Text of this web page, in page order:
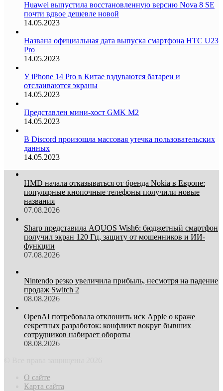
Huawei выпустила восстановленную версию Nova 8 SE
почти вдвое дешевле новой
14.05.2023
Названа официальная дата выпуска смартфона HTC U23
Pro
14.05.2023
У iPhone 14 Pro в Китае вздуваются батареи и
отслаиваются экраны
14.05.2023
Представлен мини-хост GMK M2
14.05.2023
В Discord произошла массовая утечка пользовательских
данных
14.05.2023
HMD начала отказываться от бренда Nokia в Европе:
популярные кнопочные телефоны получили новые
названия
07.08.2026
Sharp представила AQUOS Wish6: бюджетный смартфон
получил экран 120 Гц, защиту от мошенников и ИИ-
функции
07.08.2026
Nintendo резко увеличила прибыль, несмотря на падение
продаж Switch 2
08.08.2026
OpenAI потребовала отклонить иск Apple о краже
секретных разработок: конфликт вокруг бывших
сотрудников набирает обороты
08.08.2026
О сайте
Карта сайта